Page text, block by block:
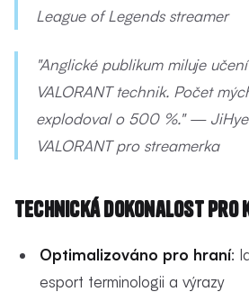
League of Legends streamer
"Anglické publikum miluje
VALORANT technik. Počet
explodoval o 500 %." — JiHye
VALORANT pro streamerka
Technická dokonalost pro
Optimalizováno pro hraní:
esport terminologii a výrazy